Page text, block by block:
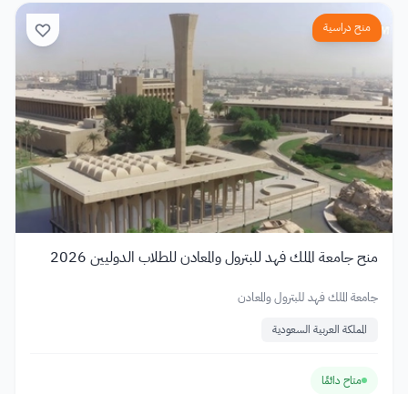
منح دراسية
منح جامعة الملك فهد للبترول والمعادن للطلاب الدوليين 2026
جامعة الملك فهد للبترول والمعادن
المملكة العربية السعودية
متاح دائمًا